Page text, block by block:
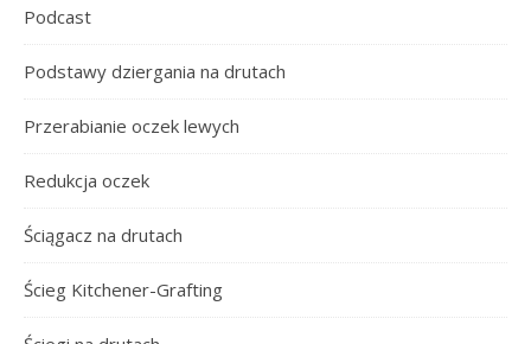
Podcast
Podstawy dziergania na drutach
Przerabianie oczek lewych
Redukcja oczek
Ściągacz na drutach
Ścieg Kitchener-Grafting